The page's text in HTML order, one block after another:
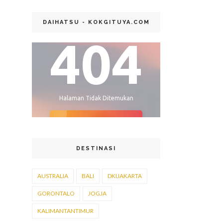
DAIHATSU - KOKGITUYA.COM
DESTINASI
AUSTRALIA BALI DKIJAKARTA
GORONTALO JOGJA
KALIMANTANTIMUR